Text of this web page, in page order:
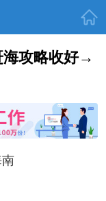
海攻略收好→